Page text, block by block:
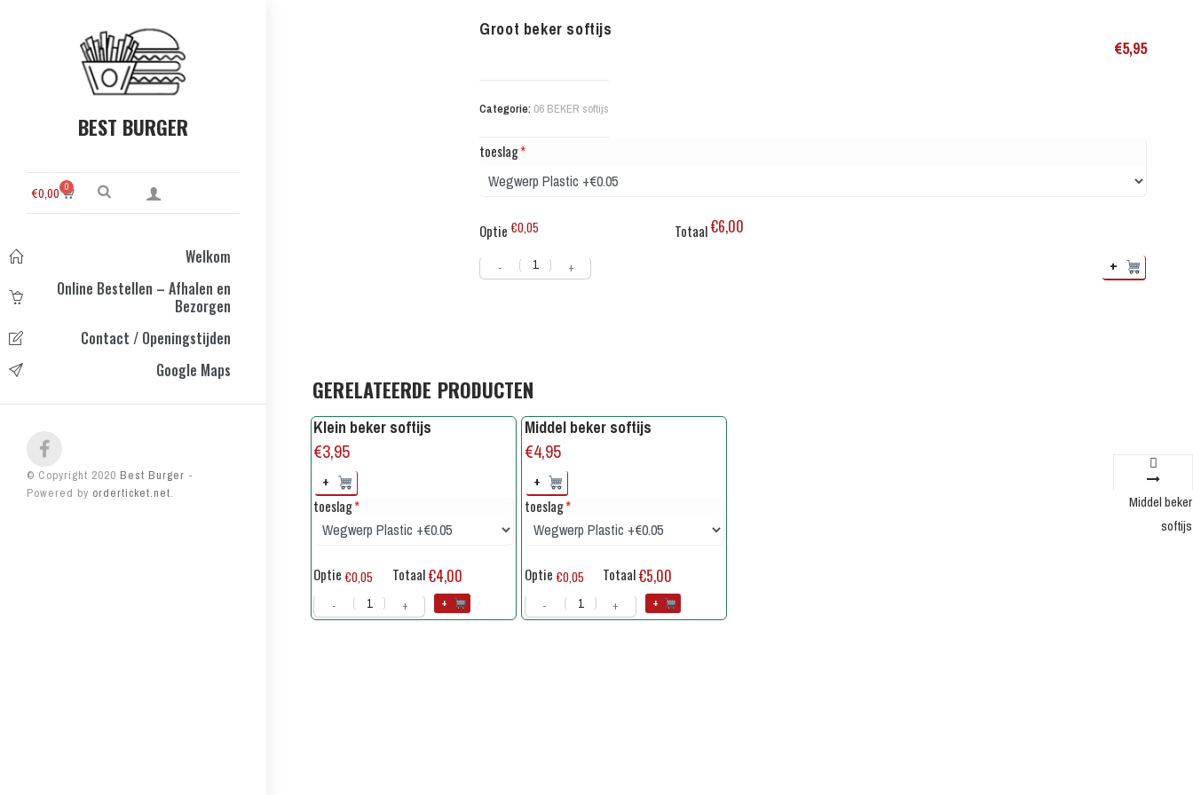
BEST BURGER
€0,00 0
Welkom
Online Bestellen – Afhalen en
Bezorgen
Contact / Openingstijden
Google Maps
© Copyright 2020 Best Burger -
Powered by orderticket.net.
Middel beker
softijs
Groot beker softijs
€5,95
Categorie: 06 BEKER softijs
toeslag*
Optie €0,05 Totaal€6,00
- + +
GERELATEERDE PRODUCTEN
Klein beker softijs
€3,95
+
toeslag*
Optie €0,05 Totaal €4,00
- + +
Middel beker softijs
€4,95
+
toeslag*
Optie €0,05 Totaal€5,00
- + +